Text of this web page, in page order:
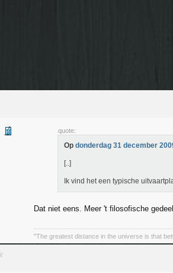
quote:
Op donderdag 31 december
[..]
Ik vind het een typische
Dat niet eens. Meer 't filosofische
"The greatest distance in the universe is that